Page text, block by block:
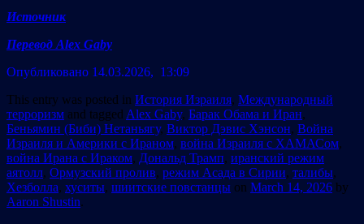
Источник
Перевод Alex Gaby
Опубликовано 14.03.2026, 13:09
This entry was posted in История Израиля, Международный
терроризм and tagged Alex Gaby, Барак Обама и Иран,
Беньямин (Биби) Нетаньягу, Виктор Дэвис Хэнсон, Война
Израиля и Америки с Ираном, война Израиля с ХАМАСом,
война Ирана с Ираком, Дональд Трамп, иранский режим
аятолл, Ормузский пролив, режим Асада в Сирии, талибы,
Хезболла, хуситы, шиитские повстанцы on March 14, 2026 by
Aaron Shustin.